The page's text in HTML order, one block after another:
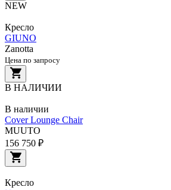
NEW
Кресло
GIUNO
Zanotta
Цена по запросу
В НАЛИЧИИ
В наличии
Cover Lounge Chair
MUUTO
156 750 ₽
Кресло